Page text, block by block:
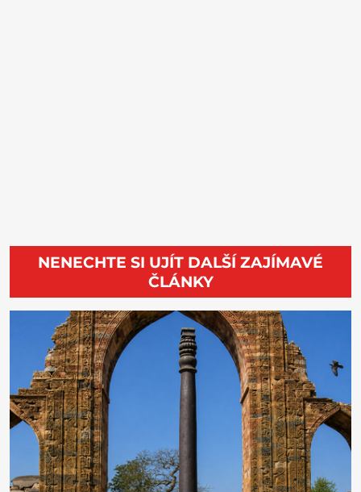
NENECHTE SI UJÍT DALŠÍ ZAJÍMAVÉ
ČLÁNKY